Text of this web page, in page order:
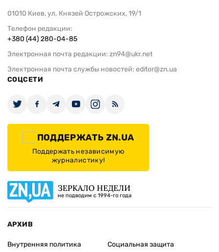
01010 Киев, ул. Князей Острожских, 19/1
Телефон редакции:
+380 (44) 280-04-85
Электронная почта редакции: zn94@ukr.net
Электронная почта службы новостей: editor@zn.ua
СОЦСЕТИ
ПОДДЕРЖАТЬ ZN.UA
Поддержать независимую
журналистику!
ЗЕРКАЛО НЕДЕЛИ
не подводим с 1994-го года
АРХИВ
Внутренняя политика
Социальная защита